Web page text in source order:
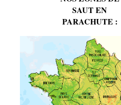
SAUT EN
PARACHUTE :